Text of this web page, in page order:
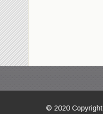
© 2020 Copyright